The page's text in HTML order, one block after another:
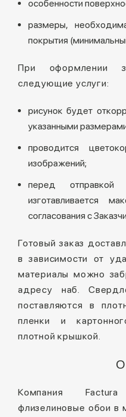
особенности
размеры,
покрытия
При оформлении
следующие услуги:
рисунок будет
указанными
проводится
изображений;
перед отправкой
изготавливается
согласования с
Готовый заказ
в зависимости от
материалы можно
адресу наб.
поставляются в
пленки и
плотной крышкой.
Компания
флизелиновые обои в